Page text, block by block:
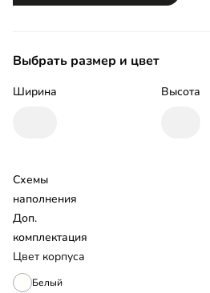
Выбрать размер и цвет
Ширина Высота
Цвет корпуса
Белый
Схемы
наполнения
Доп.
комплектация